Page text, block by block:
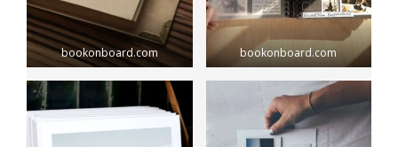
bookonboard.com bookonboard.com